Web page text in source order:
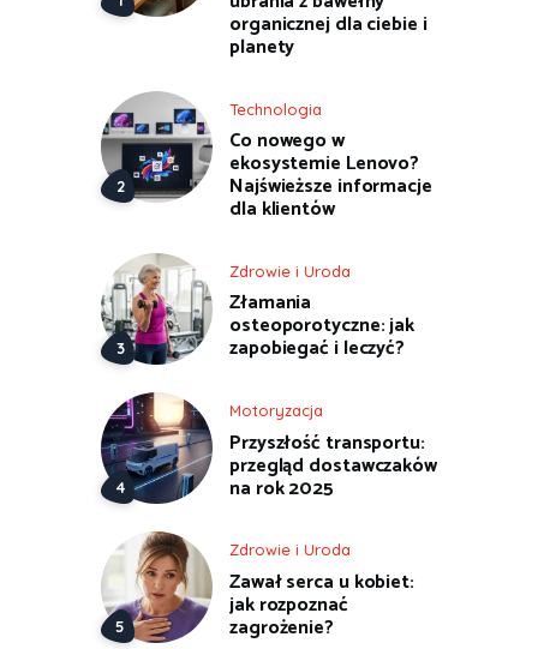
organicznej dla ciebie i
planety
Technologia
Co nowego w
ekosystemie Lenovo?
Najświeższe informacje
dla klientów
Zdrowie i Uroda
Złamania
osteoporotyczne: jak
zapobiegać i leczyć?
Motoryzacja
Przyszłość transportu:
przegląd dostawczaków
na rok 2025
Zdrowie i Uroda
Zawał serca u kobiet:
jak rozpoznać
zagrożenie?